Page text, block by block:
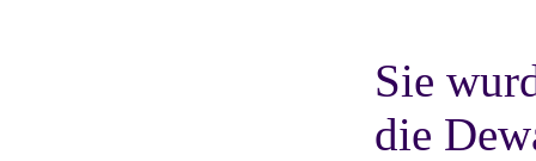
Sie
die